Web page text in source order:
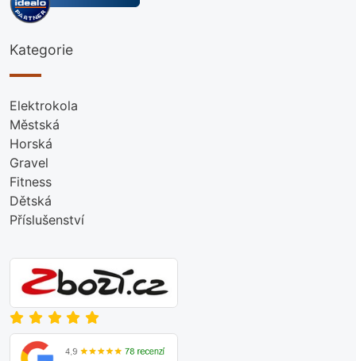
Kategorie
Elektrokola
Městská
Horská
Gravel
Fitness
Dětská
Příslušenství